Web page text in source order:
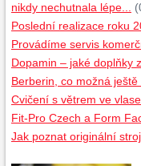
nikdy nechutnala lépe...
Poslední realizace roku
Provádíme servis
Dopamin – jaké doplňky
Berberin, co možná ještě
Cvičení s větrem ve
Fit-Pro Czech a Form
Jak poznat originální